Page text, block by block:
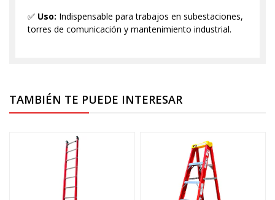
✅ Uso: Indispensable para trabajos en subestaciones,
torres de comunicación y mantenimiento industrial.
TAMBIÉN TE PUEDE INTERESAR